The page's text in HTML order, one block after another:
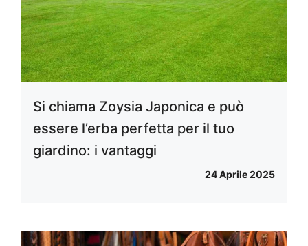
Si chiama Zoysia Japonica e può
essere l’erba perfetta per il tuo
giardino: i vantaggi
24 Aprile 2025